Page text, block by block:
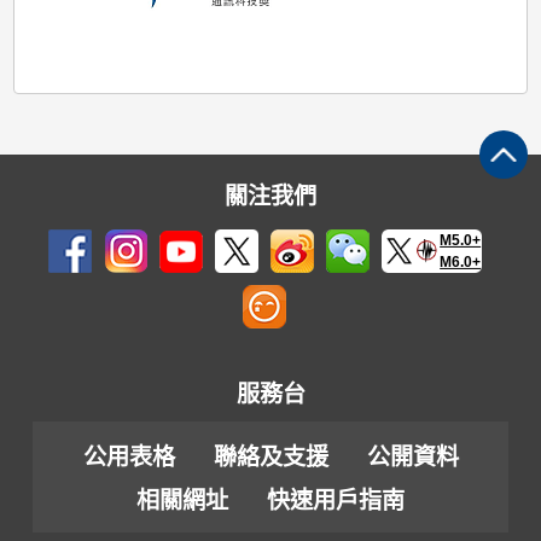
關注我們
M5.0+
M6.0+
服務台
公用表格 聯絡及支援
公開資料
相關網址
快速用戶指南